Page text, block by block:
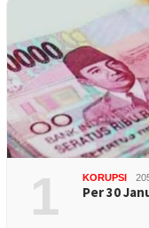
1 KORUPSI
Per 30